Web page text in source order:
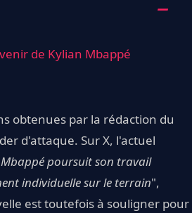
de Kylian Mbappé
obtenues par la rédaction du
d'attaque. Sur X, l'actuel
poursuit son travail
individuelle sur le terrain",
est toutefois à souligner pour